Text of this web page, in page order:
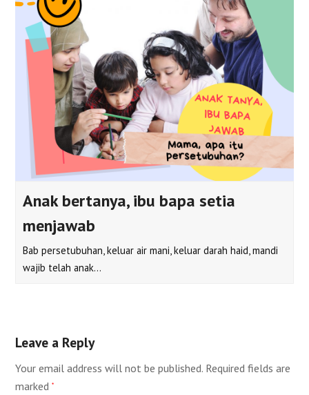
Anak bertanya, ibu bapa setia
menjawab
Bab persetubuhan, keluar air mani, keluar darah haid, mandi
wajib telah anak…
Leave a Reply
Your email address will not be published. Required fields are
marked*